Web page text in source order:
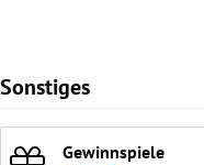
Sonstiges
Gewinnspiele